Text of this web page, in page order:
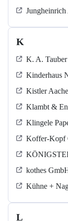
K
K. A.
Kinderhaus
Kistler
Klambt &
Klingele
Koffer-Kopf
kothes
Kühne +
L